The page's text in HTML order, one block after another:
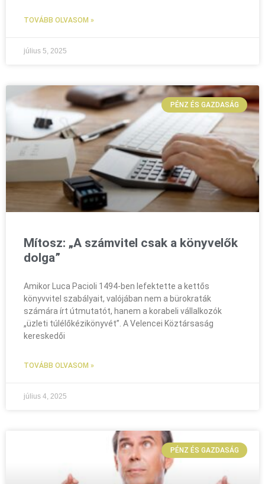
TOVÁBB OLVASOM »
július 5, 2025
PÉNZ ÉS GAZDASÁG
Mítosz: „A számvitel csak a könyvelők
dolga”
Amikor Luca Pacioli 1494‑ben lefektette a kettős
könyvvitel szabályait, valójában nem a bürokraták
számára írt útmutatót, hanem a korabeli vállalkozók
„üzleti túlélő­kézikönyvét”. A Velencei Köztársaság
kereskedői
TOVÁBB OLVASOM »
július 4, 2025
PÉNZ ÉS GAZDASÁG